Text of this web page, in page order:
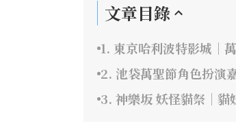
文章目錄
1. 東京哈利波特影城｜
2. 池袋萬聖節角色扮演
3. 神樂坂 妖怪貓祭｜貓